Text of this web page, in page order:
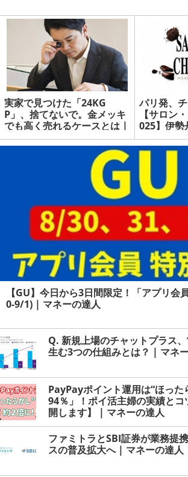
実家で見つけた「24KG
P」、捨てないで。金メッキ
でも高く売れるケースとは |
マネーの達人
パリ発、
【サロン
025】伊
0・1/26-
人
【GU】今日から3日間限定！「アプリ会
0-9/1) | マネーの達人
Q. 新規上場のチャットプラス
生む3つの仕組みとは？ | マネ
PayPayポイント運用は“ほった
94％」！ポイ活主婦の実績と
開します】 | マネーの達人
ファミトラとSBI証券が業務提
スの普及拡大へ | マネーの達人